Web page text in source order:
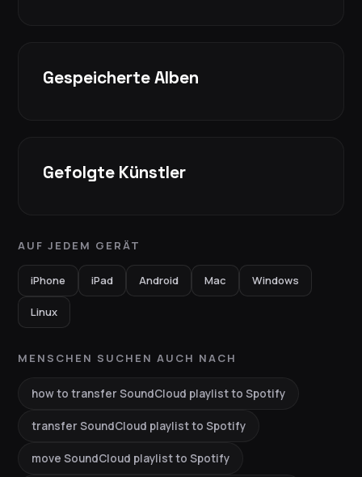
Gespeicherte Alben
Gefolgte Künstler
AUF JEDEM GERÄT
iPhone iPad Android Mac Windows
Linux
MENSCHEN SUCHEN AUCH NACH
how to transfer SoundCloud playlist to Spotify
transfer SoundCloud playlist to Spotify
move SoundCloud playlist to Spotify